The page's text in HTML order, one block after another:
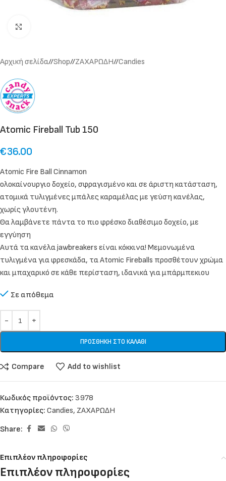
Αρχική σελίδα/ Shop/ ΖΑΧΑΡΩΔΗ/ Candies
Atomic Fireball Tub 150
€36.00
Atomic Fire Ball Cinnamon
ολοκαίνουργιο δοχείο, σφραγισμένο και σε άριστη κατάσταση,
ατομικά τυλιγμένες μπάλες καραμέλας με γεύση κανέλας,
χωρίς γλουτένη.
Θα λαμβάνετε πάντα το πιο φρέσκο ​​διαθέσιμο δοχείο, με
εγγύηση
Αυτά τα κανέλα jawbreakers είναι κόκκινα! Μεμονωμένα
τυλιγμένα για φρεσκάδα, τα Atomic Fireballs προσθέτουν χρώμα
και μπαχαρικό σε κάθε περίσταση, ιδανικά για μπάρμπεκιου
Σε απόθεμα
ΠΡΟΣΘΉΚΗ ΣΤΟ ΚΑΛΆΘΙ
Compare Add to wishlist
Κωδικός προϊόντος: 3978
Κατηγορίες: Candies, ΖΑΧΑΡΩΔΗ
Share:
Επιπλέον πληροφορίες
Επιπλέον πληροφορίες